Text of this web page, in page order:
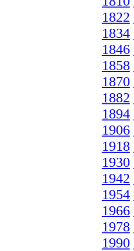
1822
1834
1846
1858
1870
1882
1894
1906
1918
1930
1942
1954
1966
1978
1990